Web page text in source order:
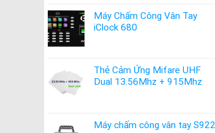
Máy Chấm Công Vân Tay
iClock 680
Thẻ Cảm Ứng Mifare UHF
Dual 13.56Mhz + 915Mhz
Máy chấm công vân tay S922